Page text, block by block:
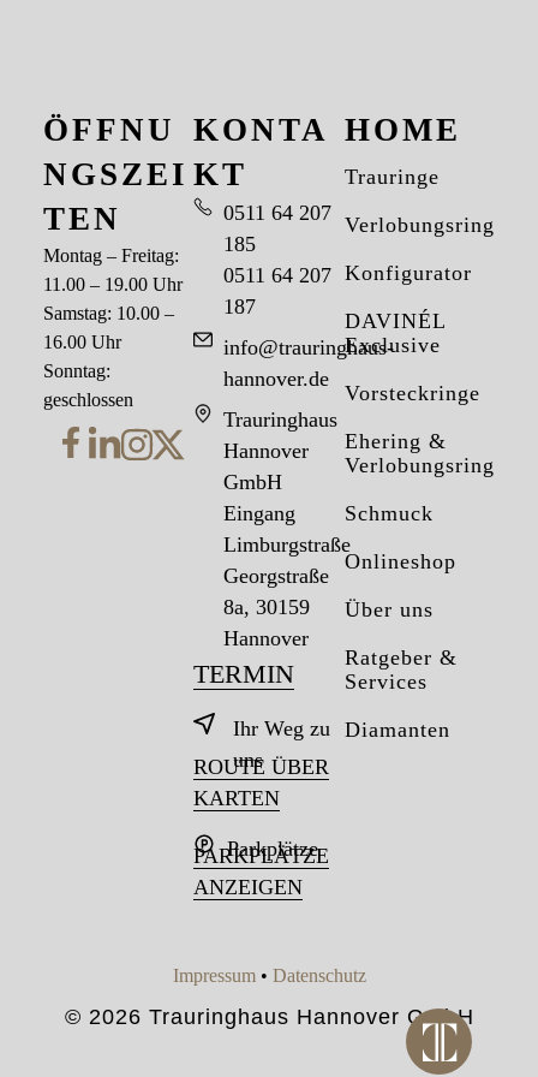
HOME
Trauringe
Verlobungsringe
Konfigurator
DAVINÉL
Exclusive
Vorsteckringe
Ehering &
Verlobungsring
Schmuck
Onlineshop
Über uns
Ratgeber &
Services
Diamanten
KONTA
KT
0511 64 207
185
0511 64 207
187
info@trauringhaus-
hannover.de
Trauringhaus
Hannover
GmbH
Eingang
Limburgstraße
Georgstraße
8a, 30159
Hannover
TERMIN
Ihr Weg zu
uns
ROUTE ÜBER
KARTEN
Parkplätze
PARKPLÄTZE
ANZEIGEN
ÖFFNU
NGSZEI
TEN
Montag – Freitag:
11.00 – 19.00 Uhr
Samstag: 10.00 –
16.00 Uhr
Sonntag:
geschlossen
Impressum• Datenschutz
© 2026 Trauringhaus Hannover GmbH